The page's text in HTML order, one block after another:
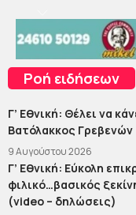
Γ’
Τσελεπής
Ροή ειδήσεων
Γ’ Εθνική: Θέλει να
Βατόλακκος Γρεβενών
9 Αυγούστου 2026
Γ’ Εθνική: Εύκολη
φιλικό…βασικός
(video – δηλώσεις)